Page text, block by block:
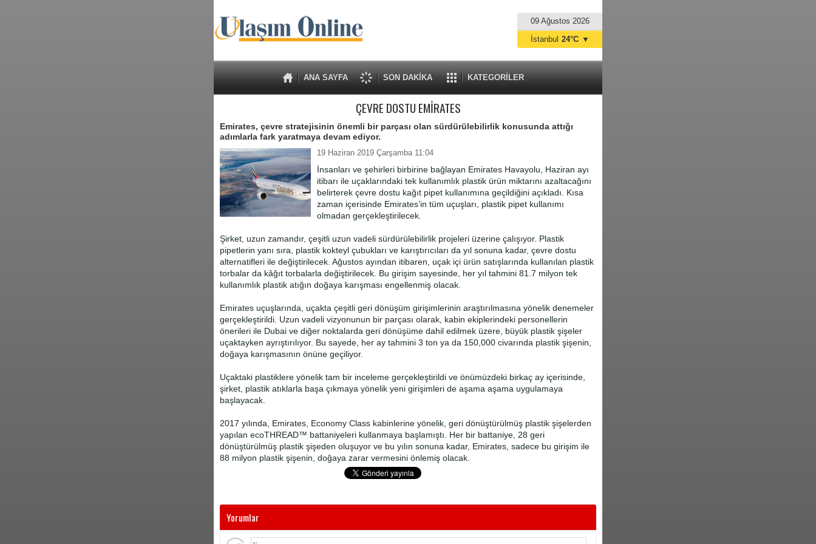
09 Ağustos 2026
ANA SAYFA SON DAKİKA KATEGORİLER
İstanbul 24°C ▼
ÇEVRE DOSTU EMİRATES
Emirates, çevre stratejisinin önemli bir parçası olan sürdürülebilirlik konusunda attığı
adımlarla fark yaratmaya devam ediyor.
19 Haziran 2019 Çarşamba 11:04
İnsanları ve şehirleri birbirine bağlayan Emirates Havayolu, Haziran ayı
itibarı ile uçaklarındaki tek kullanımlık plastik ürün miktarını azaltacağını
belirterek çevre dostu kağıt pipet kullanımına geçildiğini açıkladı. Kısa
zaman içerisinde Emirates’in tüm uçuşları, plastik pipet kullanımı
olmadan gerçekleştirilecek.
Şirket, uzun zamandır, çeşitli uzun vadeli sürdürülebilirlik projeleri üzerine çalışıyor. Plastik
pipetlerin yanı sıra, plastik kokteyl çubukları ve karıştırıcıları da yıl sonuna kadar, çevre dostu
alternatifleri ile değiştirilecek. Ağustos ayından itibaren, uçak içi ürün satışlarında kullanılan plastik
torbalar da kâğıt torbalarla değiştirilecek. Bu girişim sayesinde, her yıl tahmini 81.7 milyon tek
kullanımlık plastik atığın doğaya karışması engellenmiş olacak.
Emirates uçuşlarında, uçakta çeşitli geri dönüşüm girişimlerinin araştırılmasına yönelik denemeler
gerçekleştirildi. Uzun vadeli vizyonunun bir parçası olarak, kabin ekiplerindeki personellerin
önerileri ile Dubai ve diğer noktalarda geri dönüşüme dahil edilmek üzere, büyük plastik şişeler
uçaktayken ayrıştırılıyor. Bu sayede, her ay tahmini 3 ton ya da 150,000 civarında plastik şişenin,
doğaya karışmasının önüne geçiliyor.
Uçaktaki plastiklere yönelik tam bir inceleme gerçekleştirildi ve önümüzdeki birkaç ay içerisinde,
şirket, plastik atıklarla başa çıkmaya yönelik yeni girişimleri de aşama aşama uygulamaya
başlayacak.
2017 yılında, Emirates, Economy Class kabinlerine yönelik, geri dönüştürülmüş plastik şişelerden
yapılan ecoTHREAD™ battaniyeleri kullanmaya başlamıştı. Her bir battaniye, 28 geri
dönüştürülmüş plastik şişeden oluşuyor ve bu yılın sonuna kadar, Emirates, sadece bu girişim ile
88 milyon plastik şişenin, doğaya zarar vermesini önlemiş olacak.
Yorumlar